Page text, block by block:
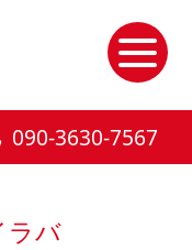
090-3630-7567
ラバ